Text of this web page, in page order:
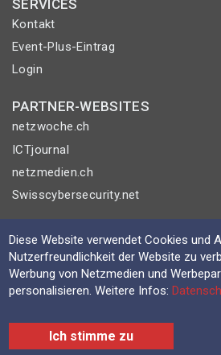
SERVICES
Kontakt
Event-Plus-Eintrag
Login
PARTNER-WEBSITES
netzwoche.ch
ICTjournal
netzmedien.ch
Swisscybersecurity.net
© NETZMEDIEN AG 2026
Impressum
AGB
Nutzungsbestimmungen
Datenschutzerklärung
Diese Website verwendet Cookies und
Nutzerfreundlichkeit der Website zu
Werbung von Netzmedien und
personalisieren. Weitere Infos:
Ich stimme zu